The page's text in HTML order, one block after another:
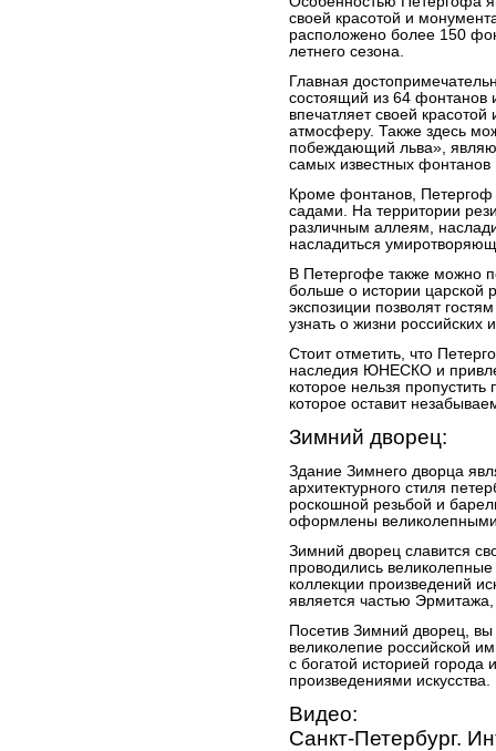
своей красотой и
расположено более 150
летнего сезона.
Главная
состоящий из 64 фонтанов
впечатляет своей
атмосферу. Также здесь
побеждающий льва»,
самых известных фонтанов
Кроме фонтанов, Петергоф
садами. На территории
различным аллеям,
насладиться
В Петергофе также можно
больше о истории царской
экспозиции позволят
узнать о жизни российских
Стоит отметить, что
наследия ЮНЕСКО и
которое нельзя
которое оставит
Зимний дворец:
Здание Зимнего дворца
архитектурного стиля
роскошной резьбой и
оформлены
Зимний дворец славится
проводились
коллекции произведений
является частью
Посетив Зимний дворец, вы
великолепие российской
с богатой историей города
произведениями искусства.
Видео:
Санкт-Петербург.